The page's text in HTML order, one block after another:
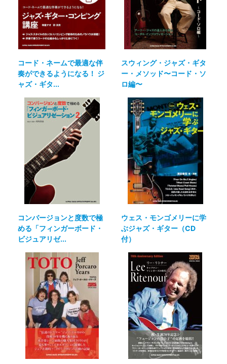
コード・ネームで最適な伴
奏ができるようになる！ ジ
ャズ・ギタ...
スウィング・ジャズ・ギタ
ー・メソッド〜コード・ソ
ロ編〜
コンバージョンと度数で極
める「フィンガーボード・
ビジュアリゼ...
ウェス・モンゴメリーに学
ぶジャズ・ギター（CD
付）